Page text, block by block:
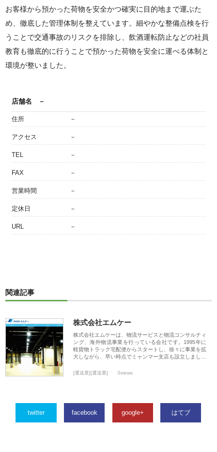
お客様から預かった荷物を安全かつ確実に目的地まで運ぶた
め、徹底した管理体制を整えています。細やかな整備点検を行
うことで交通事故のリスクを排除し、飲酒運転防止などの社員
教育も徹底的に行うことで預かった荷物を安全に運べる体制と
環境が整いました。
店舗名 －
住所 －
アクセス －
TEL －
FAX －
営業時間 －
定休日 －
URL －
関連記事
株式会社エムケー
株式会社エムケーは、物流サービスと物流コンサルティ
ング、海外物流事業を行っている会社です。1995年に
軽貨物トラック宅配便からスタートし、徐々に事業を拡
大しながら、早い時点でミャンマー支店も設立しまし…
[運送業][運送業] 0views
twitter facebook google+ はてブ